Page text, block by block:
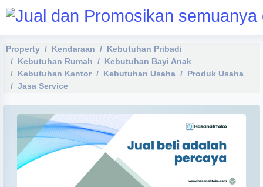
Property Kendaraan
Kebutuhan Pribadi
Kebutuhan Rumah
Kebutuhan Bayi Anak
Kebutuhan Kantor
Kebutuhan Usaha
Produk Usaha
Jasa Service